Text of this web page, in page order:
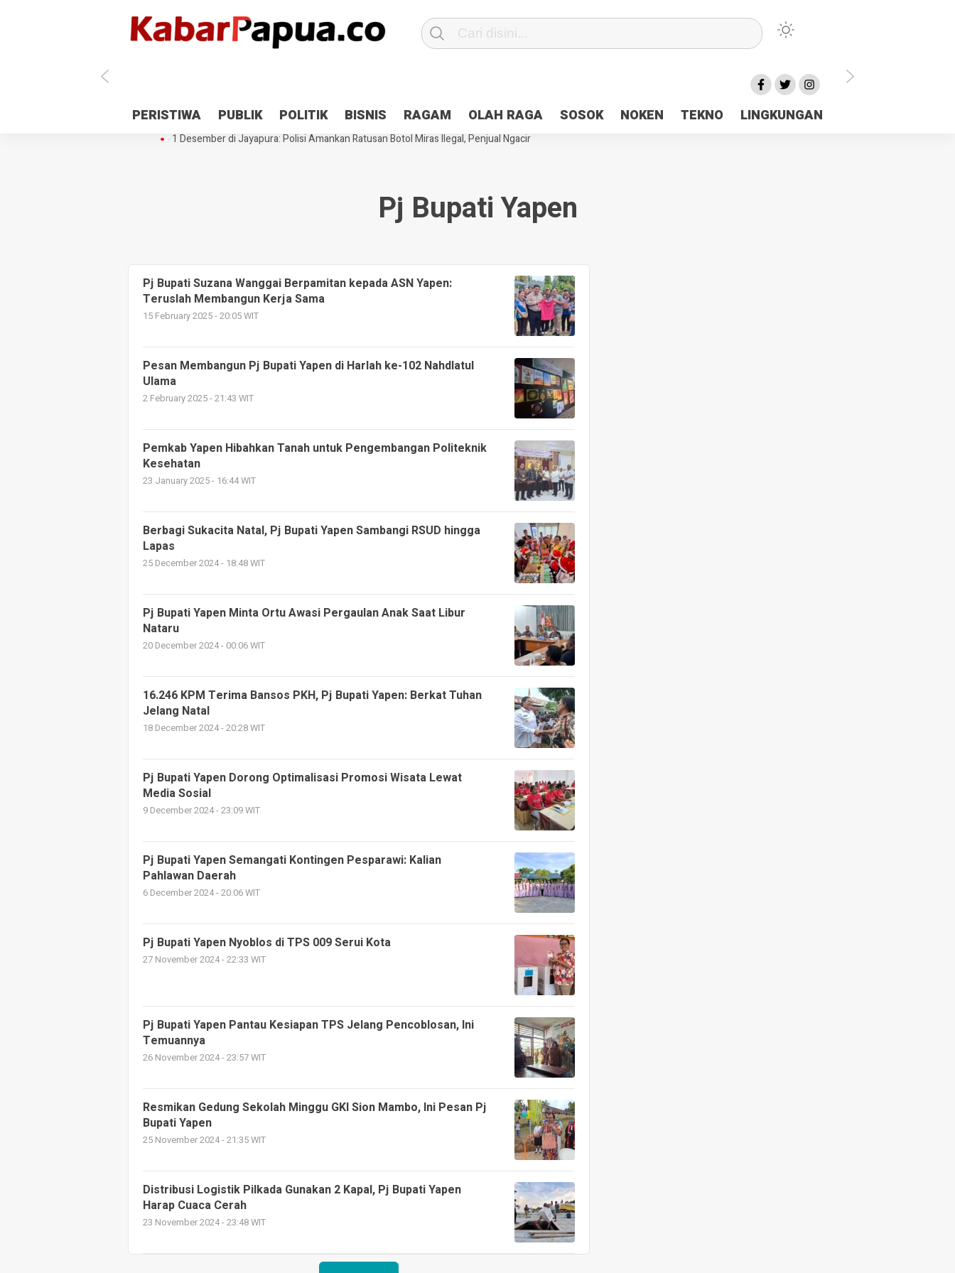
PERISTIWA PUBLIK POLITIK BISNIS RAGAM OLAH RAGA SOSOK NOKEN TEKNO LINGKUNGAN
Antisipasi 1 Desember, TNI Polri Patroli 2×24 jam di Kota Jayapura
Pesan Sejuk Polri di Deklarasi Pemilu Ceria Tanah Papua
Gedung Perpustakaan SMPN 5 Sentani Terbakar
Hibah Pilkada Jayapura Cair 10 Persen, Deposit Kas Daerah Rp23 Miliar Disorot
1 Desember di Jayapura: Polisi Amankan Ratusan Botol Miras Ilegal, Penjual Ngacir
Pj Bupati Yapen
Pj Bupati Suzana Wanggai Berpamitan kepada ASN Yapen:
Teruslah Membangun Kerja Sama
15 February 2025 - 20:05 WIT
Pesan Membangun Pj Bupati Yapen di Harlah ke-102 Nahdlatul
Ulama
2 February 2025 - 21:43 WIT
Pemkab Yapen Hibahkan Tanah untuk Pengembangan Politeknik
Kesehatan
23 January 2025 - 16:44 WIT
Berbagi Sukacita Natal, Pj Bupati Yapen Sambangi RSUD hingga
Lapas
25 December 2024 - 18:48 WIT
Pj Bupati Yapen Minta Ortu Awasi Pergaulan Anak Saat Libur
Nataru
20 December 2024 - 00:06 WIT
16.246 KPM Terima Bansos PKH, Pj Bupati Yapen: Berkat Tuhan
Jelang Natal
18 December 2024 - 20:28 WIT
Pj Bupati Yapen Dorong Optimalisasi Promosi Wisata Lewat
Media Sosial
9 December 2024 - 23:09 WIT
Pj Bupati Yapen Semangati Kontingen Pesparawi: Kalian
Pahlawan Daerah
6 December 2024 - 20:06 WIT
Pj Bupati Yapen Nyoblos di TPS 009 Serui Kota
27 November 2024 - 22:33 WIT
Pj Bupati Yapen Pantau Kesiapan TPS Jelang Pencoblosan, Ini
Temuannya
26 November 2024 - 23:57 WIT
Resmikan Gedung Sekolah Minggu GKI Sion Mambo, Ini Pesan Pj
Bupati Yapen
25 November 2024 - 21:35 WIT
Distribusi Logistik Pilkada Gunakan 2 Kapal, Pj Bupati Yapen
Harap Cuaca Cerah
23 November 2024 - 23:48 WIT